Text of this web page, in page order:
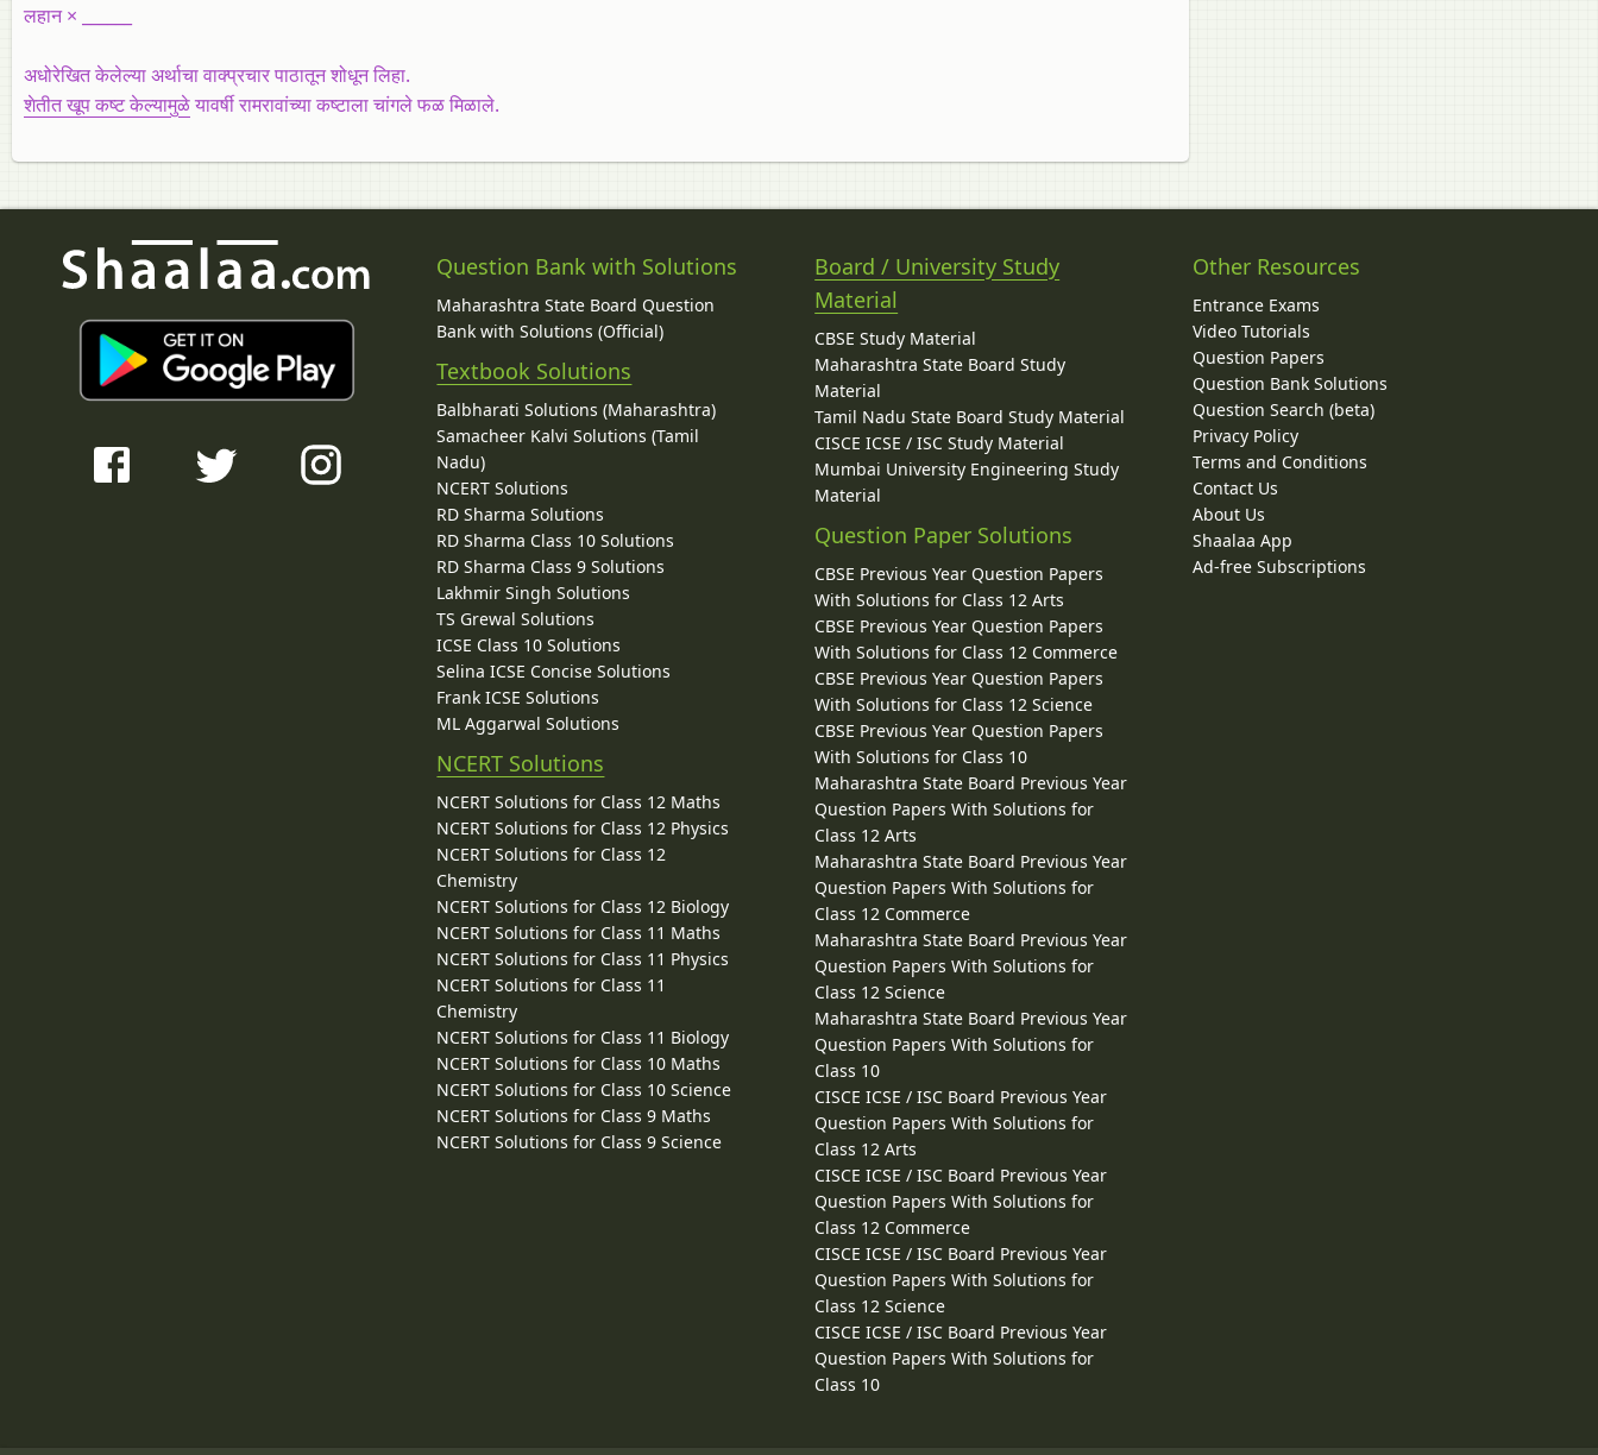
लहान × ______
अधोरेखित केलेल्या अर्थाचा वाक्प्रचार पाठातून शोधून लिहा.
शेतीत खूप कष्ट केल्यामुळेयावर्षी रामरावांच्या कष्टाला चांगले फळ मिळाले.
Question Bank with Solutions
Maharashtra State Board Question
Bank with Solutions (Official)
Textbook Solutions
Balbharati Solutions (Maharashtra)
Samacheer Kalvi Solutions (Tamil
Nadu)
NCERT Solutions
RD Sharma Solutions
RD Sharma Class 10 Solutions
RD Sharma Class 9 Solutions
Lakhmir Singh Solutions
TS Grewal Solutions
ICSE Class 10 Solutions
Selina ICSE Concise Solutions
Frank ICSE Solutions
ML Aggarwal Solutions
NCERT Solutions
NCERT Solutions for Class 12 Maths
NCERT Solutions for Class 12 Physics
NCERT Solutions for Class 12
Chemistry
NCERT Solutions for Class 12 Biology
NCERT Solutions for Class 11 Maths
NCERT Solutions for Class 11 Physics
NCERT Solutions for Class 11
Chemistry
NCERT Solutions for Class 11 Biology
NCERT Solutions for Class 10 Maths
NCERT Solutions for Class 10 Science
NCERT Solutions for Class 9 Maths
NCERT Solutions for Class 9 Science
Board / University Study
Material
CBSE Study Material
Maharashtra State Board Study
Material
Tamil Nadu State Board Study Material
CISCE ICSE / ISC Study Material
Mumbai University Engineering Study
Material
Question Paper Solutions
CBSE Previous Year Question Papers
With Solutions for Class 12 Arts
CBSE Previous Year Question Papers
With Solutions for Class 12 Commerce
CBSE Previous Year Question Papers
With Solutions for Class 12 Science
CBSE Previous Year Question Papers
With Solutions for Class 10
Maharashtra State Board Previous Year
Question Papers With Solutions for
Class 12 Arts
Maharashtra State Board Previous Year
Question Papers With Solutions for
Class 12 Commerce
Maharashtra State Board Previous Year
Question Papers With Solutions for
Class 12 Science
Maharashtra State Board Previous Year
Question Papers With Solutions for
Class 10
CISCE ICSE / ISC Board Previous Year
Question Papers With Solutions for
Class 12 Arts
CISCE ICSE / ISC Board Previous Year
Question Papers With Solutions for
Class 12 Commerce
CISCE ICSE / ISC Board Previous Year
Question Papers With Solutions for
Class 12 Science
CISCE ICSE / ISC Board Previous Year
Question Papers With Solutions for
Class 10
Other Resources
Entrance Exams
Video Tutorials
Question Papers
Question Bank Solutions
Question Search (beta)
Privacy Policy
Terms and Conditions
Contact Us
About Us
Shaalaa App
Ad-free Subscriptions